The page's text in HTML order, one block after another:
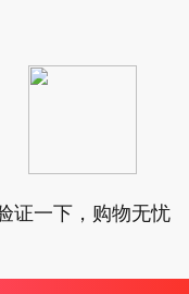
证一下，购物无忧